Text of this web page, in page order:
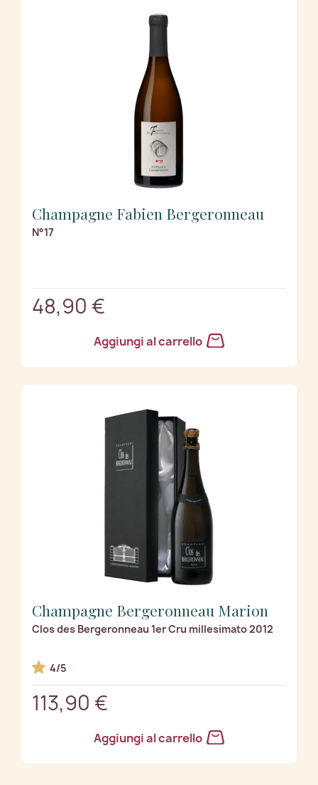
Champagne Fabien Bergeronneau
N°17
48,90 €
Aggiungi al carrello
Champagne Bergeronneau Marion
Clos des Bergeronneau 1er Cru millesimato 2012
4/5
113,90 €
Aggiungi al carrello